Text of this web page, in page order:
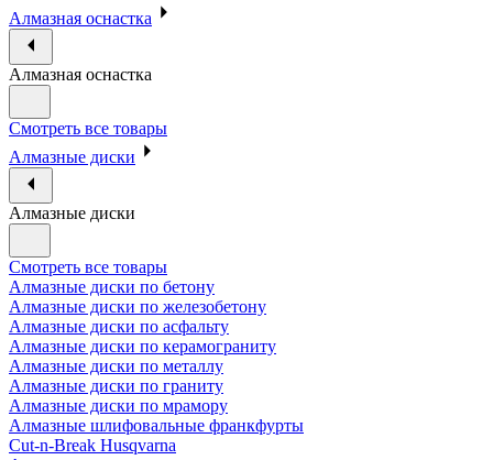
Алмазная оснастка
Алмазная оснастка
Смотреть все товары
Алмазные диски
Алмазные диски
Смотреть все товары
Алмазные диски по бетону
Алмазные диски по железобетону
Алмазные диски по асфальту
Алмазные диски по керамограниту
Алмазные диски по металлу
Алмазные диски по граниту
Алмазные диски по мрамору
Алмазные шлифовальные франкфурты
Cut-n-Break Husqvarna